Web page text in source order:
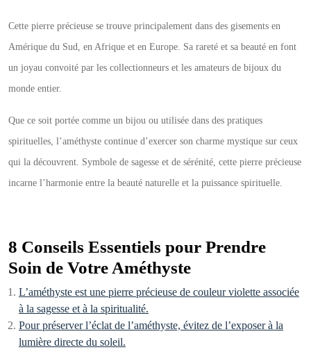
Cette pierre précieuse se trouve principalement dans des gisements en
Amérique du Sud, en Afrique et en Europe. Sa rareté et sa beauté en font
un joyau convoité par les collectionneurs et les amateurs de bijoux du
monde entier.
Que ce soit portée comme un bijou ou utilisée dans des pratiques
spirituelles, l’améthyste continue d’exercer son charme mystique sur ceux
qui la découvrent. Symbole de sagesse et de sérénité, cette pierre précieuse
incarne l’harmonie entre la beauté naturelle et la puissance spirituelle.
8 Conseils Essentiels pour Prendre
Soin de Votre Améthyste
L’améthyste est une pierre précieuse de couleur violette associée
à la sagesse et à la spiritualité.
Pour préserver l’éclat de l’améthyste, évitez de l’exposer à la
lumière directe du soleil.